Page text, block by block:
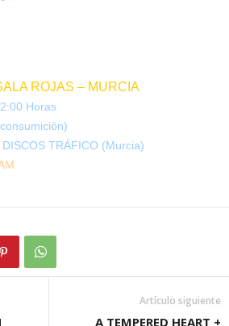
ROJAS – MURCIA
Horas
TRÁFICO (Murcia)
Artículo siguiente
A TEMPERED HEART +